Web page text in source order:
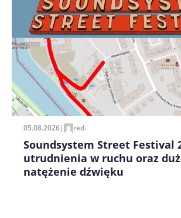
Zapamiętaj moje dane w tej
pisania kolejnych komentarzy.
05.08.2026| red.
Soundsystem Street Festival
utrudnienia w ruchu oraz
natężenie dźwięku